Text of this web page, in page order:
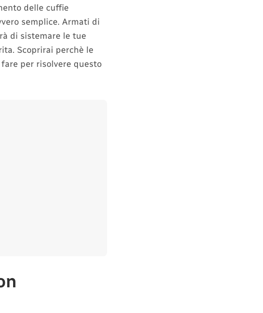
delle cuffie
semplice. Armati di
di sistemare le tue
Scoprirai perchè le
per risolvere questo